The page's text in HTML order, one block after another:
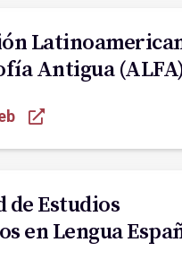
Antigua
de Estudios
en Lengua